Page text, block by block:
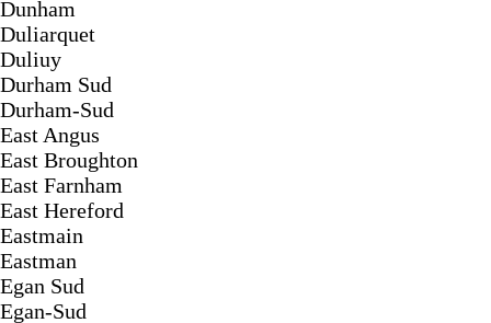
Dunham
Duliarquet
Duliuy
Durham Sud
Durham-Sud
East Angus
East Broughton
East Farnham
East Hereford
Eastmain
Eastman
Egan Sud
Egan-Sud